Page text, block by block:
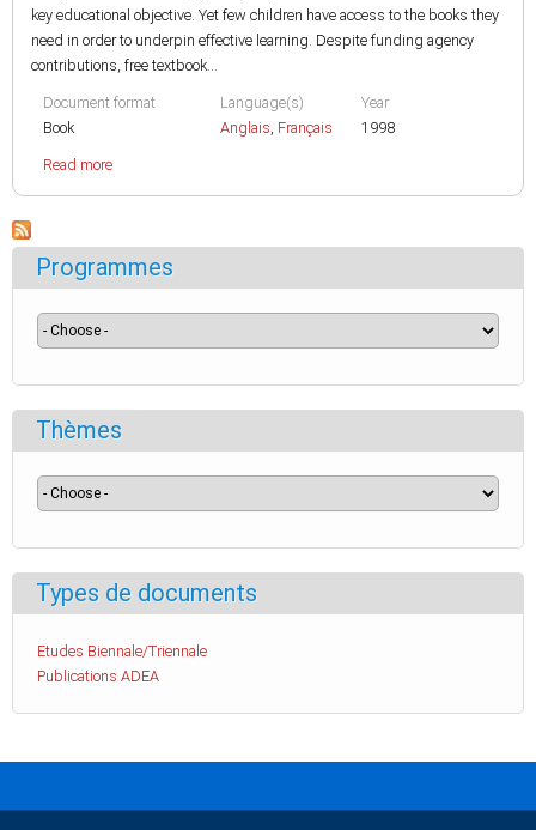
key educational objective. Yet few children have access to the books they
need in order to underpin effective learning. Despite funding agency
contributions, free textbook...
Document format
Book
Language(s)
Anglais, Français
Year
1998
Read more
Programmes
Thèmes
Types de documents
Etudes Biennale/Triennale
Publications ADEA